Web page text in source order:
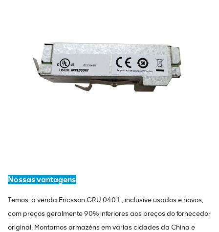
Nossas vantagens
Temos à venda Ericsson GRU 0401 , inclusive usados ​​e novos,
com preços geralmente 90% inferiores aos preços do fornecedor
original. Montamos armazéns em várias cidades da China e